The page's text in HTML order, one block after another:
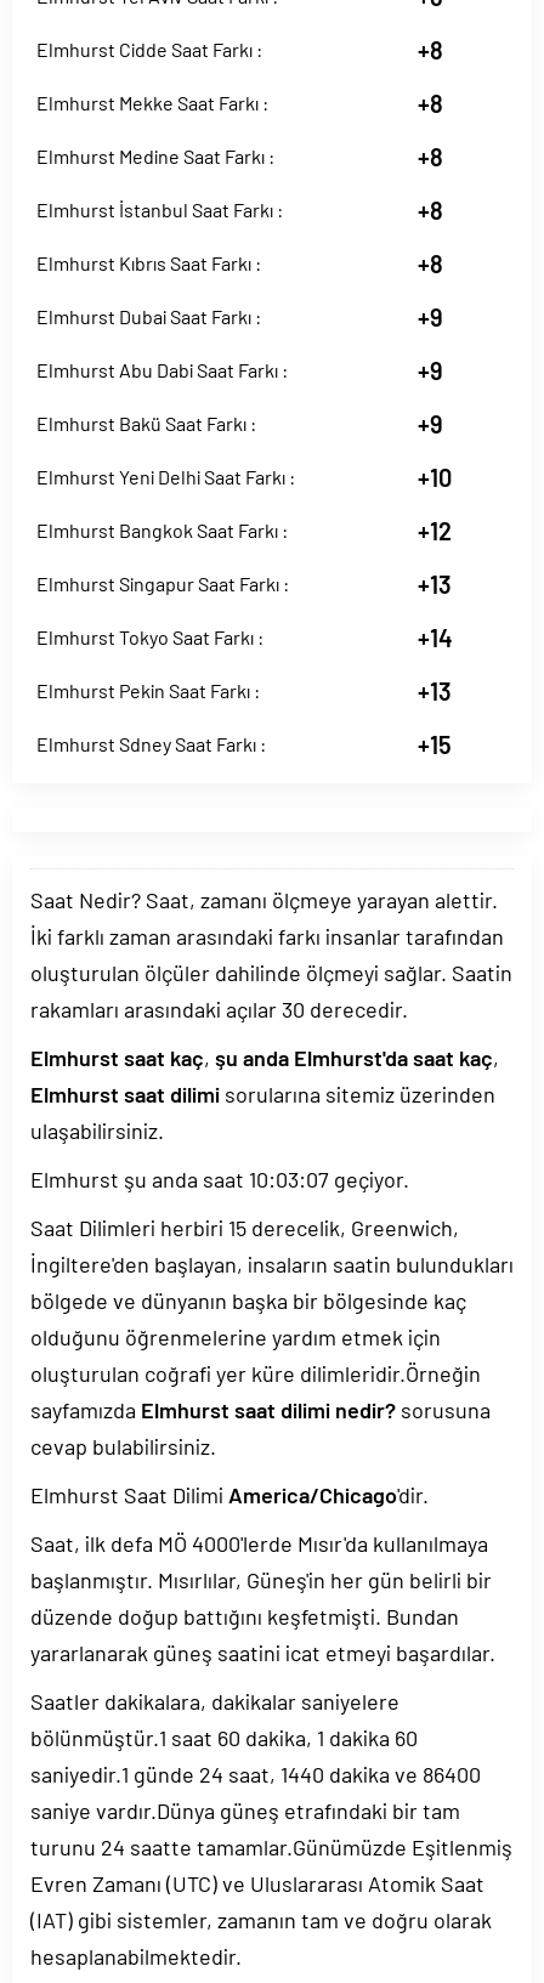
Elmhurst Cidde Saat Farkı : +8
Elmhurst Mekke Saat Farkı : +8
Elmhurst Medine Saat Farkı : +8
Elmhurst İstanbul Saat Farkı : +8
Elmhurst Kıbrıs Saat Farkı : +8
Elmhurst Dubai Saat Farkı : +9
Elmhurst Abu Dabi Saat Farkı : +9
Elmhurst Bakü Saat Farkı : +9
Elmhurst Yeni Delhi Saat Farkı : +10
Elmhurst Bangkok Saat Farkı : +12
Elmhurst Singapur Saat Farkı : +13
Elmhurst Tokyo Saat Farkı : +14
Elmhurst Pekin Saat Farkı : +13
Elmhurst Sdney Saat Farkı : +15
Saat Nedir? Saat, zamanı ölçmeye yarayan alettir.
İki farklı zaman arasındaki farkı insanlar tarafından
oluşturulan ölçüler dahilinde ölçmeyi sağlar. Saatin
rakamları arasındaki açılar 30 derecedir.
Elmhurst saat kaç, şu anda Elmhurst'da saat kaç,
Elmhurst saat dilimi sorularına sitemiz üzerinden
ulaşabilirsiniz.
Elmhurst şu anda saat 10:03:07 geçiyor.
Saat Dilimleri herbiri 15 derecelik, Greenwich,
İngiltere'den başlayan, insaların saatin bulundukları
bölgede ve dünyanın başka bir bölgesinde kaç
olduğunu öğrenmelerine yardım etmek için
oluşturulan coğrafi yer küre dilimleridir.Örneğin
sayfamızda Elmhurst saat dilimi nedir? sorusuna
cevap bulabilirsiniz.
Elmhurst Saat Dilimi America/Chicago'dir.
Saat, ilk defa MÖ 4000'lerde Mısır'da kullanılmaya
başlanmıştır. Mısırlılar, Güneş'in her gün belirli bir
düzende doğup battığını keşfetmişti. Bundan
yararlanarak güneş saatini icat etmeyi başardılar.
Saatler dakikalara, dakikalar saniyelere
bölünmüştür.1 saat 60 dakika, 1 dakika 60
saniyedir.1 günde 24 saat, 1440 dakika ve 86400
saniye vardır.Dünya güneş etrafındaki bir tam
turunu 24 saatte tamamlar.Günümüzde Eşitlenmiş
Evren Zamanı (UTC) ve Uluslararası Atomik Saat
(IAT) gibi sistemler, zamanın tam ve doğru olarak
hesaplanabilmektedir.